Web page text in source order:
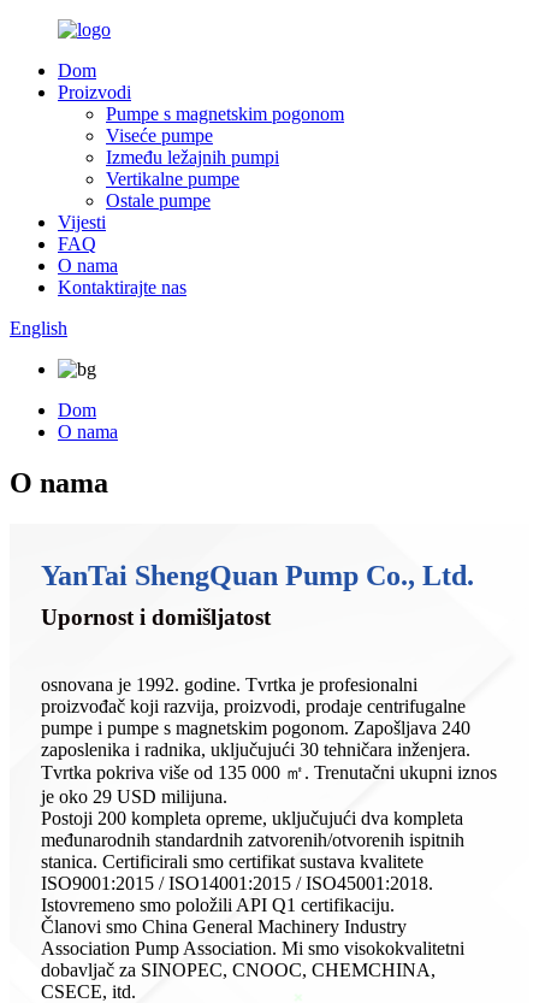
Dom
Proizvodi
Pumpe s magnetskim pogonom
Viseće pumpe
Između ležajnih pumpi
Vertikalne pumpe
Ostale pumpe
Vijesti
FAQ
O nama
Kontaktirajte nas
English
Dom
O nama
O nama
YanTai ShengQuan Pump Co., Ltd.
Upornost i domišljatost
osnovana je 1992. godine. Tvrtka je profesionalni
proizvođač koji razvija, proizvodi, prodaje centrifugalne
pumpe i pumpe s magnetskim pogonom. Zapošljava 240
zaposlenika i radnika, uključujući 30 tehničara inženjera.
Tvrtka pokriva više od 135 000 ㎡. Trenutačni ukupni iznos
je oko 29 USD milijuna.
Postoji 200 kompleta opreme, uključujući dva kompleta
međunarodnih standardnih zatvorenih/otvorenih ispitnih
stanica. Certificirali smo certifikat sustava kvalitete
ISO9001:2015 / ISO14001:2015 / ISO45001:2018.
Istovremeno smo položili API Q1 certifikaciju.
Članovi smo China General Machinery Industry
Association Pump Association. Mi smo visokokvalitetni
dobavljač za SINOPEC, CNOOC, CHEMCHINA,
CSECE, itd.